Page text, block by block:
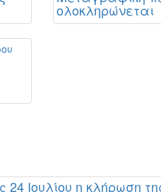
ολοκληρώνεται
24 Ιουλίου η κλήρωση